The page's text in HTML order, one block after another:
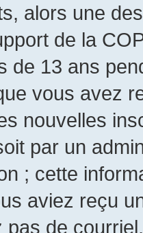
alors une
de la
de 13 ans
vous avez
nouvelles
par un
; cette
aviez reçu
de